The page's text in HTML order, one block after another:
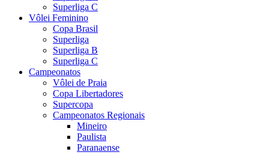
Superliga C
Vôlei Feminino
Copa Brasil
Superliga
Superliga B
Superliga C
Campeonatos
Vôlei de Praia
Copa Libertadores
Supercopa
Campeonatos Regionais
Mineiro
Paulista
Paranaense